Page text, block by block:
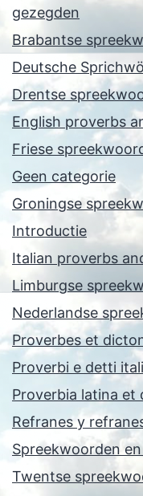
gezegden
Brabantse
Deutsche
Drentse
English proverbs
Friese
Geen categorie
Groningse
Introductie
Italian proverbs
Limburgse
Nederlandse
Proverbes et
Proverbi e detti
Proverbia latina et
Refranes y
Spreekwoorden
Twentse